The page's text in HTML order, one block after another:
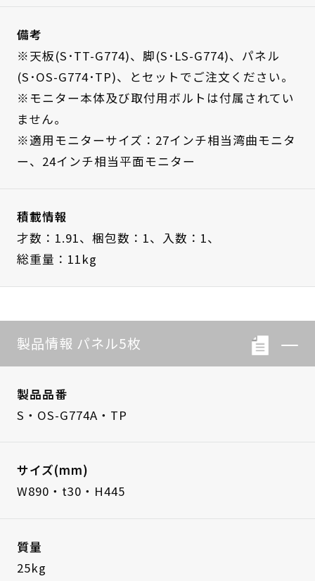
備考
※天板(S･TT-G774)、脚(S･LS-G774)、パネル
(S･OS-G774･TP)、とセットでご注文ください。
※モニター本体及び取付用ボルトは付属されてい
ません。
※適用モニターサイズ：27インチ相当湾曲モニタ
ー、24インチ相当平面モニター
積載情報
才数：1.91、 梱包数：1、
入数：1、
総重量：11kg
製品情報 パネル5枚
製品品番
S・OS-G774A・TP
サイズ(mm)
W890・t30・H445
質量
25kg